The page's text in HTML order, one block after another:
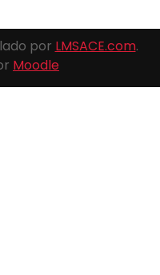
por LMSACE.com.
Moodle